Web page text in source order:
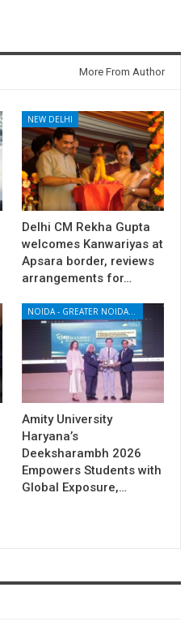
More From Author
NEW DELHI
Delhi CM Rekha Gupta
welcomes Kanwariyas at
Apsara border, reviews
arrangements for…
Amity University
Haryana’s
Deeksharambh 2026
Empowers Students with
Global Exposure,…